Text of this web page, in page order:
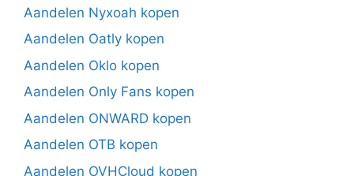
Aandelen Nyxoah kopen
Aandelen Oatly kopen
Aandelen Oklo kopen
Aandelen Only Fans kopen
Aandelen ONWARD kopen
Aandelen OTB kopen
Aandelen OVHCloud kopen